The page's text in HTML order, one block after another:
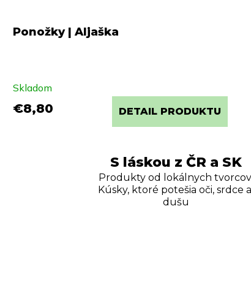
Ponožky | Aljaška
Skladom
€8,80 DETAIL PRODUKTU
S láskou z ČR a SK
Produkty od lokálnych
Kúsky, ktoré potešia oči, srdce
dušu